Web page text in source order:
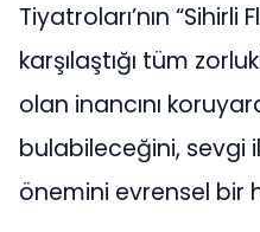
Tiyatroları’nın
karşılaştığı tüm
olan inancını
bulabileceğini, sevgi
önemini evrensel bir